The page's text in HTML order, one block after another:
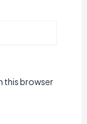
this browser